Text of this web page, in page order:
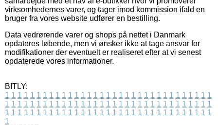
virksomhedernes varer, og tager imod kommission ifald en
bruger fra vores website udfører en bestilling.
Data vedrørende varer og shops på nettet i Danmark
opdateres løbende, men vi ønsker ikke at tage ansvar for
modifikationer der eventuelt er realiseret efter at vi senest
opdaterede vores informationer.
BITLY:
1 1 1 1 1 1 1 1 1 1 1 1 1 1 1 1 1 1 1 1 1 1 1 1 1 1 1 1 1 1 1 1 1
1 1 1 1 1 1 1 1 1 1 1 1 1 1 1 1 1 1 1 1 1 1 1 1 1 1 1 1 1 1 1 1 1
1 1 1 1 1 1 1 1 1 1 1 1 1 1 1 1 1 1 1 1 1 1 1 1 1 1 1 1 1 1 1 1 1
1